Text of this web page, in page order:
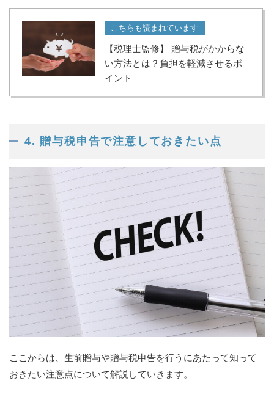
こちらも読まれています
【税理士監修】 贈与税がかからな
い方法とは？負担を軽減させるポ
イント
4. 贈与税申告で注意しておきたい点
ここからは、生前贈与や贈与税申告を行うにあたって知って
おきたい注意点について解説していきます。